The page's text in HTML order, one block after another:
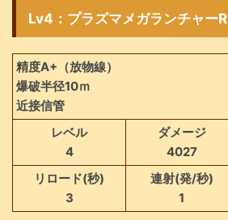
Lv4：プラズマメガランチャーR
精度A+（放物線）
爆破半径10ｍ
近接信管
レベル
4
ダメージ
4027
リロード(秒)
3
連射(発/秒)
1